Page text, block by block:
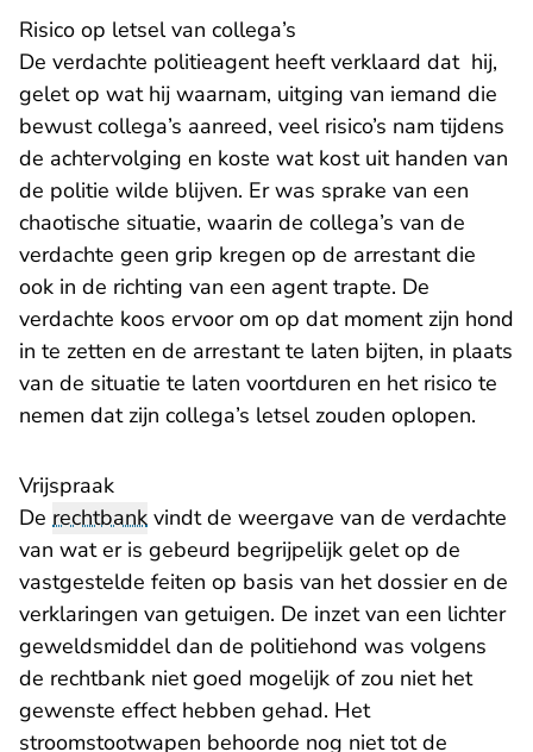
Risico op letsel van collega’s
De verdachte politieagent heeft verklaard dat hij,
gelet op wat hij waarnam, uitging van iemand die
bewust collega’s aanreed, veel risico’s nam tijdens
de achtervolging en koste wat kost uit handen van
de politie wilde blijven. Er was sprake van een
chaotische situatie, waarin de collega’s van de
verdachte geen grip kregen op de arrestant die
ook in de richting van een agent trapte. De
verdachte koos ervoor om op dat moment zijn hond
in te zetten en de arrestant te laten bijten, in plaats
van de situatie te laten voortduren en het risico te
nemen dat zijn collega’s letsel zouden oplopen.
Vrijspraak
De rechtbank vindt de weergave van de verdachte
van wat er is gebeurd begrijpelijk gelet op de
vastgestelde feiten op basis van het dossier en de
verklaringen van getuigen. De inzet van een lichter
geweldsmiddel dan de politiehond was volgens
de rechtbank niet goed mogelijk of zou niet het
gewenste effect hebben gehad. Het
stroomstootwapen behoorde nog niet tot de